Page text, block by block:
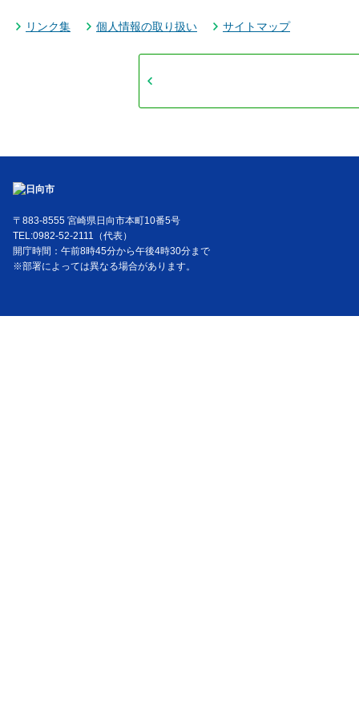
リンク集 個人情報の取り扱い サイトマップ
〒883-8555 宮崎県日向市本町10番5号
TEL:0982-52-2111（代表）
開庁時間：午前8時45分から午後4時30分まで
※部署によっては異なる場合があります。